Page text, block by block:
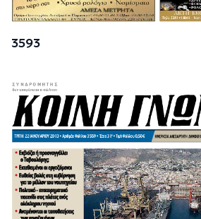
3593